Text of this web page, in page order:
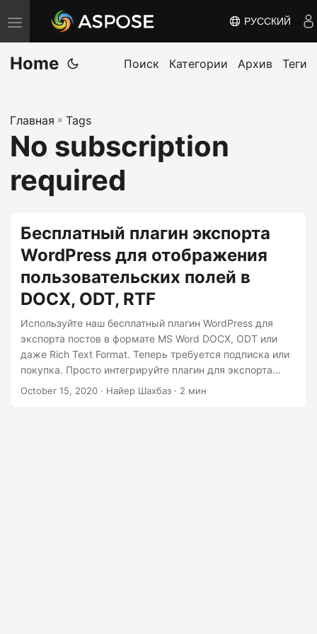
П
е
р
л
ю
и
а
ц
РУССКИЙ
Home Поиск Категории Архив Теги
Главная » Tags
No subscription
required
Бесплатный плагин экспорта
WordPress для отображения
пользовательских полей в
DOCX, ODT, RTF
Используйте наш бесплатный плагин WordPress для
экспорта постов в формате MS Word DOCX, ODT или
даже Rich Text Format. Теперь требуется подписка или
покупка. Просто интегрируйте плагин для экспорта
постов WordPress в популярный формат MS Word.
October 15, 2020 · Найер Шахбаз · 2 мин